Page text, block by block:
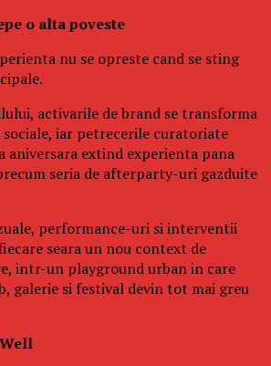
o alta poveste
nu se opreste cand se sting
activarile de brand se transforma
iar petrecerile curatoriate
aniversara extind experienta pana
seria de afterparty-uri gazduite
performance-uri si interventii
seara un nou context de
intr-un playground urban in care
galerie si festival devin tot mai greu